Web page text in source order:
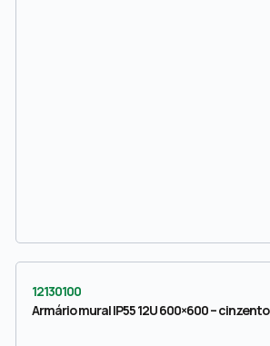
12130100
Armário mural IP55 12U 600×600 – cinzento